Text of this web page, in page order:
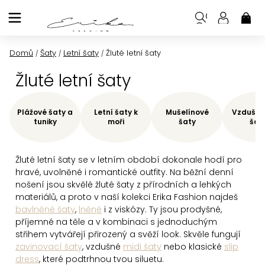
na
Domů / Šaty / Letní šaty / Žluté letní šaty
Žluté letní šaty
Žluté letní šaty se v letním období dokonale hodí pro
hravé, uvolněné i romantické outfity. Na běžní denní
nošení jsou skvělé žluté šaty z přírodních a lehkých
materiálů, a proto v naší kolekci Erika Fashion najdeš
bavlněné šaty, lněné i z viskózy. Ty jsou prodyšné,
příjemné na těle a v kombinaci s jednoduchým
střihem vytvářejí přirozený a svěží look. Skvěle fungují
zavinovací šaty, vzdušné midi šaty nebo klasické slip
dress, které podtrhnou tvou siluetu.
Plážové šaty a
tuniky
Letní šaty k
moři
Mušelínové
šaty